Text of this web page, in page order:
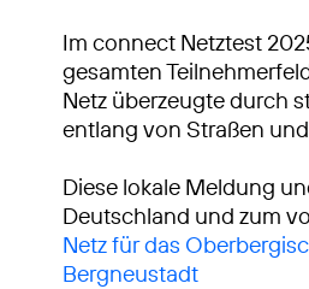
Im connect Netztest
gesamten
Netz überzeugte durch
entlang von Straßen
Diese lokale Meldung
Deutschland und zum
Netz für das
Bergneustadt